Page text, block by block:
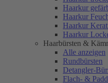
Haarkur
Haarkur
Haarkur
Haarkur
Haarbürsten &
Alle anzeigen
Rundbürsten
Detangler-
Flach- &